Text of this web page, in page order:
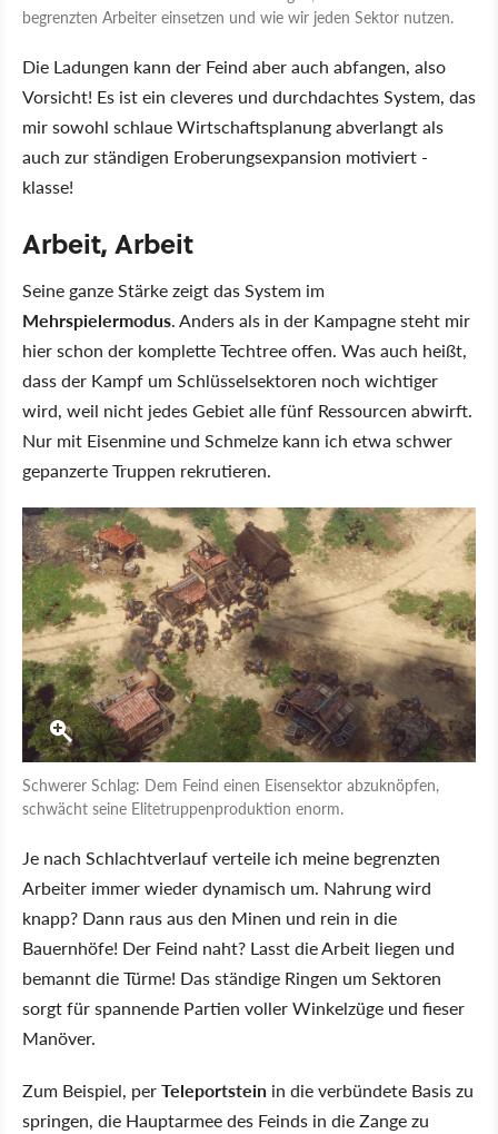
begrenzten Arbeiter einsetzen und wie wir jeden Sektor nutzen.
Die Ladungen kann der Feind aber auch abfangen, also
Vorsicht! Es ist ein cleveres und durchdachtes System, das
mir sowohl schlaue Wirtschaftsplanung abverlangt als
auch zur ständigen Eroberungsexpansion motiviert -
klasse!
Arbeit, Arbeit
Seine ganze Stärke zeigt das System im
Mehrspielermodus. Anders als in der Kampagne steht mir
hier schon der komplette Techtree offen. Was auch heißt,
dass der Kampf um Schlüsselsektoren noch wichtiger
wird, weil nicht jedes Gebiet alle fünf Ressourcen abwirft.
Nur mit Eisenmine und Schmelze kann ich etwa schwer
gepanzerte Truppen rekrutieren.
Schwerer Schlag: Dem Feind einen Eisensektor abzuknöpfen,
schwächt seine Elitetruppenproduktion enorm.
Je nach Schlachtverlauf verteile ich meine begrenzten
Arbeiter immer wieder dynamisch um. Nahrung wird
knapp? Dann raus aus den Minen und rein in die
Bauernhöfe! Der Feind naht? Lasst die Arbeit liegen und
bemannt die Türme! Das ständige Ringen um Sektoren
sorgt für spannende Partien voller Winkelzüge und fieser
Manöver.
Zum Beispiel, perTeleportstein in die verbündete Basis zu
springen, die Hauptarmee des Feinds in die Zange zu